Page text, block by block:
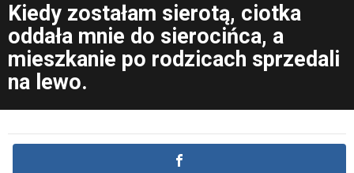
Kiedy zostałam sierotą, ciotka
oddała mnie do sierocińca, a
mieszkanie po rodzicach sprzedali
na lewo.